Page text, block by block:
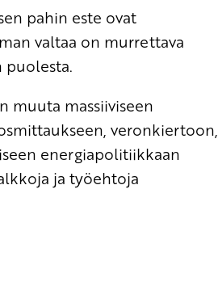
pahin este ovat
valtaa on murrettava
muuta massiiviseen
veronkiertoon,
energiapolitiikkaan
ja työehtoja